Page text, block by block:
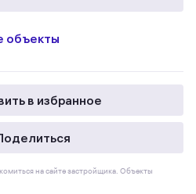
объекты
в избранное
на сайте застройщика. Объекты